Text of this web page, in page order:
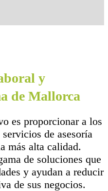
y
de Mallorca
es proporcionar a los
de asesoría
más alta calidad.
de soluciones que
y ayudan a reducir
de sus negocios.